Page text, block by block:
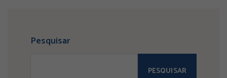
Pesquisar
PESQUISAR